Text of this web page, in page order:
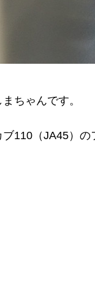
ちゃんです。
110（JA45）